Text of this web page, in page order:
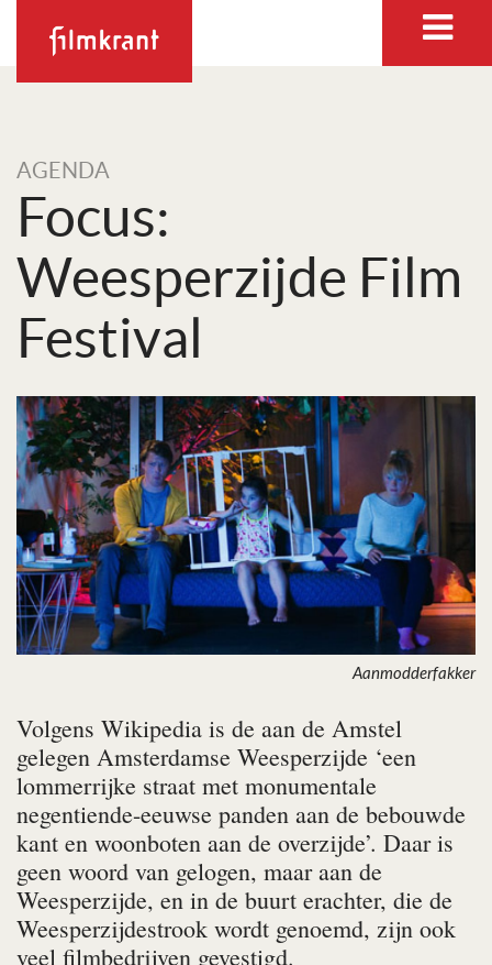
AGENDA
Focus:
Weesperzijde Film
Festival
Aanmodderfakker
Volgens Wikipedia is de aan de Amstel
gelegen Amsterdamse Weesperzijde ‘een
lommerrijke straat met monumentale
negentiende-eeuwse panden aan de bebouwde
kant en woonboten aan de overzijde’. Daar is
geen woord van gelogen, maar aan de
Weesper­zijde, en in de buurt erachter, die de
Weesperzijdestrook wordt genoemd, zijn ook
veel filmbedrijven gevestigd.